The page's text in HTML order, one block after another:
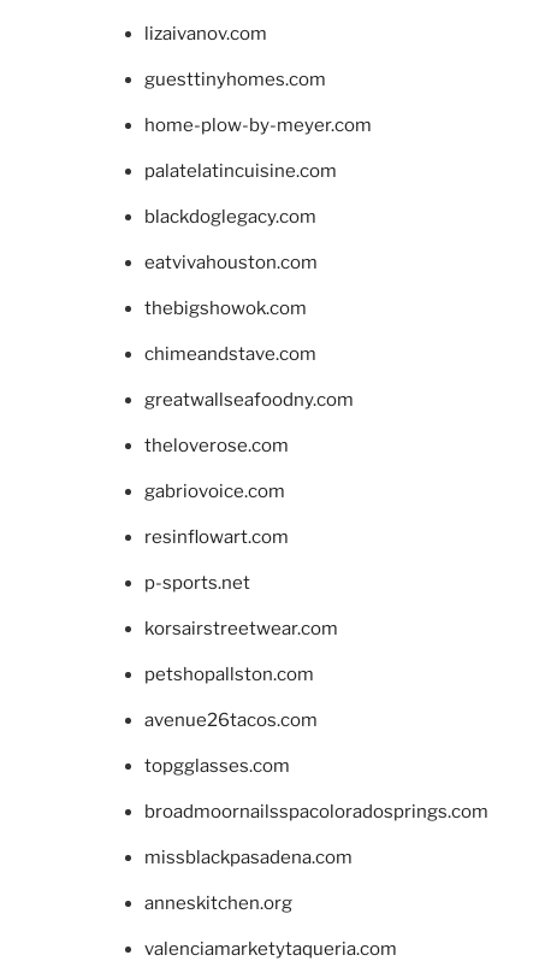
lizaivanov.com
guesttinyhomes.com
home-plow-by-meyer.com
palatelatincuisine.com
blackdoglegacy.com
eatvivahouston.com
thebigshowok.com
chimeandstave.com
greatwallseafoodny.com
theloverose.com
gabriovoice.com
resinflowart.com
p-sports.net
korsairstreetwear.com
petshopallston.com
avenue26tacos.com
topgglasses.com
broadmoornailsspacoloradosprings.com
missblackpasadena.com
anneskitchen.org
valenciamarketytaqueria.com